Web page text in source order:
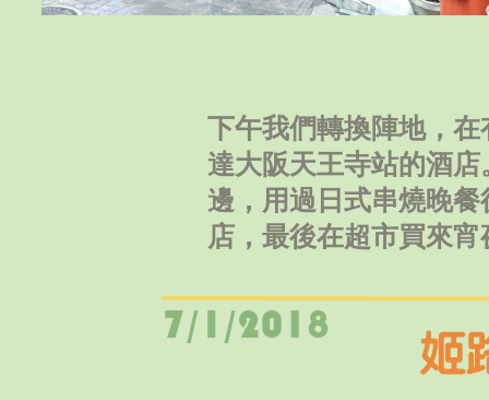
下午我們轉換陣地，
達大阪天王寺站的酒店
邊，用過日式串燒晚
店，最後在超市買來